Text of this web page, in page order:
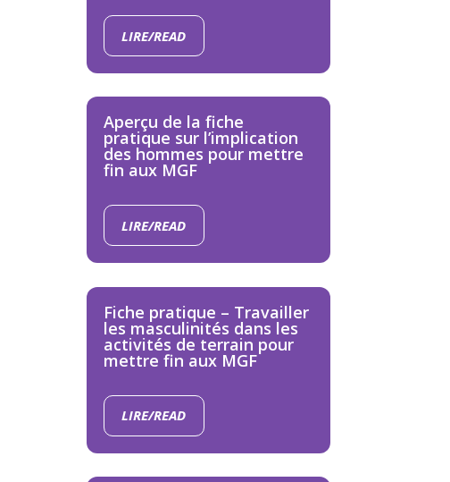
LIRE/READ
Aperçu de la fiche
pratique sur l’implication
des hommes pour mettre
fin aux MGF
LIRE/READ
Fiche pratique – Travailler
les masculinités dans les
activités de terrain pour
mettre fin aux MGF
LIRE/READ